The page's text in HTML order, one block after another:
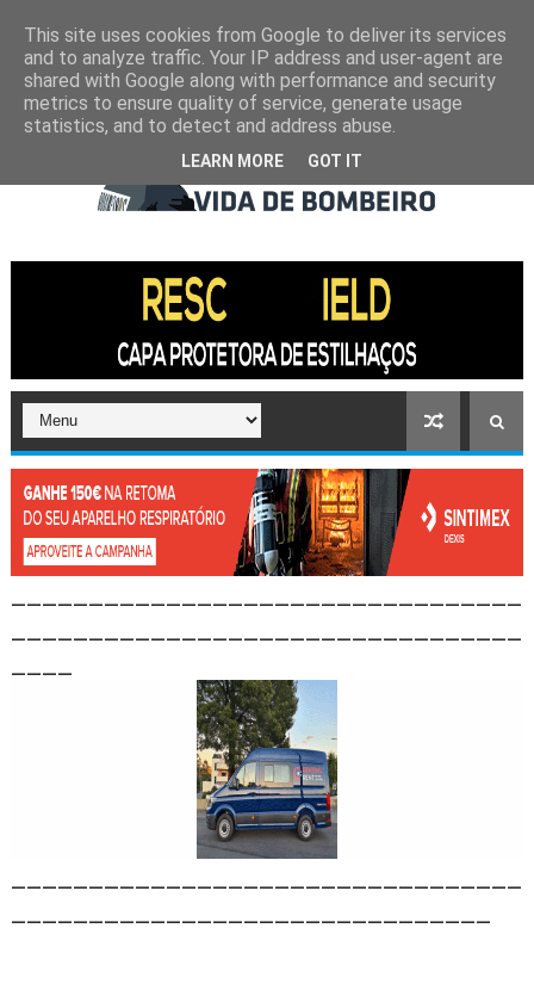
This site uses cookies from Google to deliver its services
and to analyze traffic. Your IP address and user-agent are
shared with Google along with performance and security
metrics to ensure quality of service, generate usage
statistics, and to detect and address abuse.
LEARN MORE GOT IT